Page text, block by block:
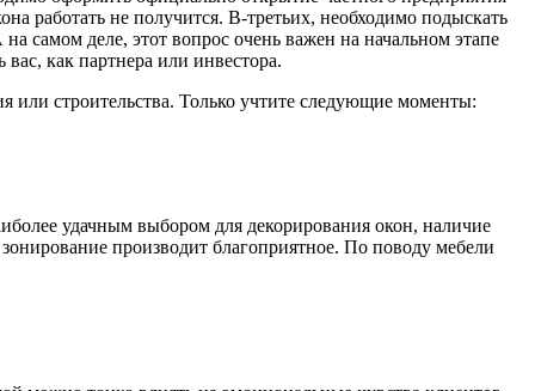
работать не получится. В-третьих, необходимо подыскать
самом деле, этот вопрос очень важен на начальном этапе
как партнера или инвестора.
или строительства. Только учтите следующие моменты:
удачным выбором для декорирования окон, наличие
производит благоприятное. По поводу мебели